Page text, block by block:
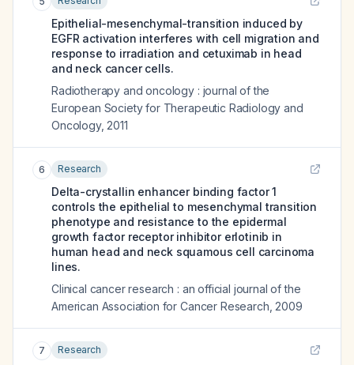
Epithelial-mesenchymal-transition induced by
EGFR activation interferes with cell migration and
response to irradiation and cetuximab in head
and neck cancer cells.
Radiotherapy and oncology : journal of the
European Society for Therapeutic Radiology and
Oncology, 2011
6 Research
Delta-crystallin enhancer binding factor 1
controls the epithelial to mesenchymal transition
phenotype and resistance to the epidermal
growth factor receptor inhibitor erlotinib in
human head and neck squamous cell carcinoma
lines.
Clinical cancer research : an official journal of the
American Association for Cancer Research 2009
7 Research